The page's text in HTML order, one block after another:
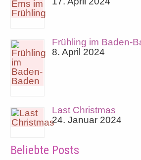
Frühling im Baden-
8. April 2024
Last Christmas
24. Januar 2024
Beliebte Posts